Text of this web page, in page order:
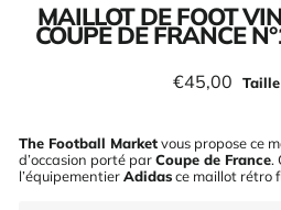
MAILLOT DE FOOT
COUPE DE FRANCE
Prix
régulier
€45,00
The Football Marketvous propose ce
d’occasion porté parCoupe de France.
l’équipementierAdidasce maillot rétro